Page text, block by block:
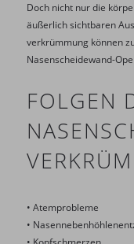
Doch nicht nur die
äußerlich sichtbaren
verkrümmung können
Nasenscheidewand-
FOLGEN
• Atemprobleme
•